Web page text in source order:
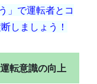
」で運転者とコ
しましょう！
転意識の向上